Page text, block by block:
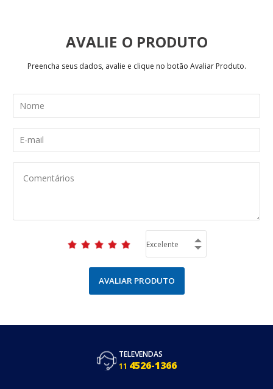
AVALIE
Preencha seus dados, avalie e clique no botão Avaliar Produto.
AVALIAR PRODUTO
TELEVENDAS
11 4526-1366